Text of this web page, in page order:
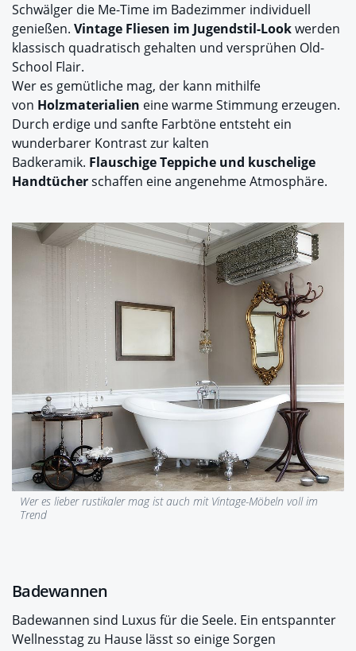
Schwälger die Me-Time im Badezimmer individuell
genießen. Vintage Fliesen im Jugendstil-Lookwerden
klassisch quadratisch gehalten und versprühen Old-
School Flair.
Wer es gemütliche mag, der kann mithilfe
von Holzmaterialien eine warme Stimmung erzeugen.
Durch erdige und sanfte Farbtöne entsteht ein
wunderbarer Kontrast zur kalten
Badkeramik. Flauschige Teppiche und kuschelige
Handtücherschaffen eine angenehme Atmosphäre.
Wer es lieber rustikaler mag ist auch mit Vintage-Möbeln voll im
Trend
Badewannen
Badewannen sind Luxus für die Seele. Ein entspannter
Wellnesstag zu Hause lässt so einige Sorgen